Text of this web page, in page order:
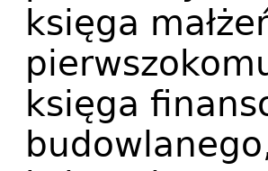
księga
księga